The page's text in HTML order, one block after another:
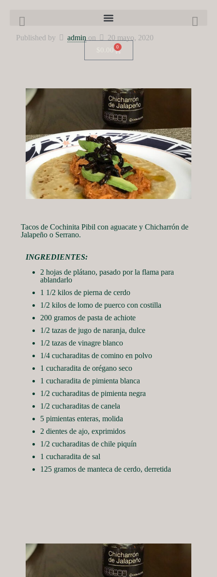
$0.00 0
Published by admin on 20 mayo, 2020
Tacos de Cochinita Pibil con aguacate y Chicharrón de
Jalapeño o Serrano.
INGREDIENTES:
2 hojas de plátano, pasado por la flama para
ablandarlo
1 1/2 kilos de pierna de cerdo
1/2 kilos de lomo de puerco con costilla
200 gramos de pasta de achiote
1/2 tazas de jugo de naranja, dulce
1/2 tazas de vinagre blanco
1/4 cucharaditas de comino en polvo
1 cucharadita de orégano seco
1 cucharadita de pimienta blanca
1/2 cucharaditas de pimienta negra
1/2 cucharaditas de canela
5 pimientas enteras, molida
2 dientes de ajo, exprimidos
1/2 cucharaditas de chile piquín
1 cucharadita de sal
125 gramos de manteca de cerdo, derretida